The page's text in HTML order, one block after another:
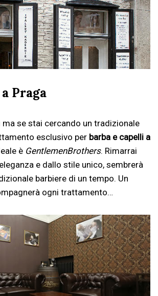
Praga
ma se stai cercando un tradizionale
esclusivo per barba e capelli a
è GentlemenBrothers. Rimarrai
e dallo stile unico, sembrerà
barbiere di un tempo. Un
ogni trattamento…